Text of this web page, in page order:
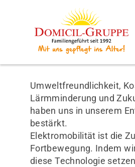
springen
Unsere Häuser
Ambulante Pflege
Umweltfreundlichkeit,
Lärmminderung und
haben uns in unserem
bestärkt.
Elektromobilität ist die
Fortbewegung. Indem
diese Technologie